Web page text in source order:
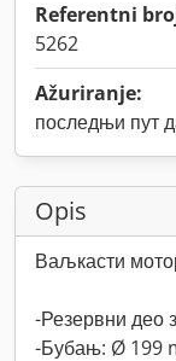
Referentni
5262
Ažuriranje:
последњи пут
Opis
Ваљкасти
-Резервни део
-Бубањ: Ø 199